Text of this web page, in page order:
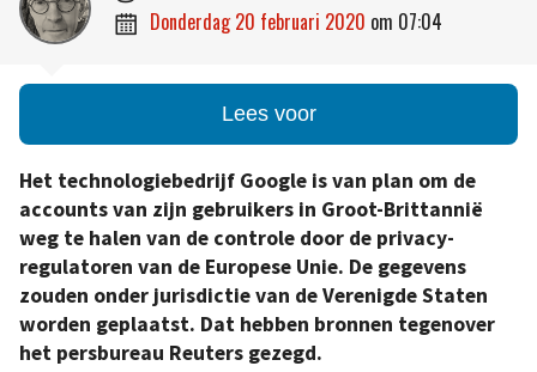
 donderdag 20 februari 2020 om 07:04
Lees voor
Het technologiebedrijf Google is van plan om de
accounts van zijn gebruikers in Groot-Brittannië
weg te halen van de controle door de privacy-
regulatoren van de Europese Unie. De gegevens
zouden onder jurisdictie van de Verenigde Staten
worden geplaatst. Dat hebben bronnen tegenover
het persbureau Reuters gezegd.